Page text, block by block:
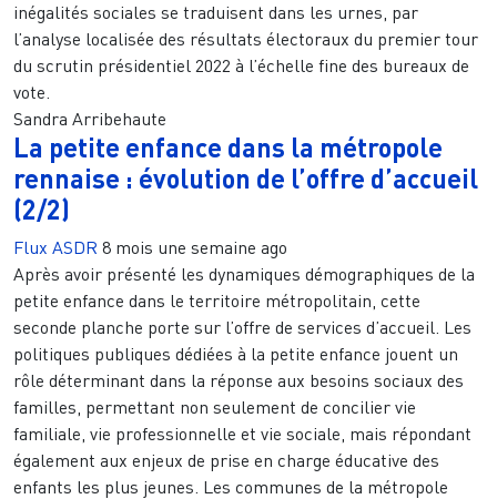
inégalités sociales se traduisent dans les urnes, par
l’analyse localisée des résultats électoraux du premier tour
du scrutin présidentiel 2022 à l’échelle fine des bureaux de
vote.
Sandra Arribehaute
La petite enfance dans la métropole
rennaise : évolution de l’offre d’accueil
(2/2)
Flux ASDR 8 mois une semaine ago
Après avoir présenté les dynamiques démographiques de la
petite enfance dans le territoire métropolitain, cette
seconde planche porte sur l’offre de services d’accueil. Les
politiques publiques dédiées à la petite enfance jouent un
rôle déterminant dans la réponse aux besoins sociaux des
familles, permettant non seulement de concilier vie
familiale, vie professionnelle et vie sociale, mais répondant
également aux enjeux de prise en charge éducative des
enfants les plus jeunes. Les communes de la métropole